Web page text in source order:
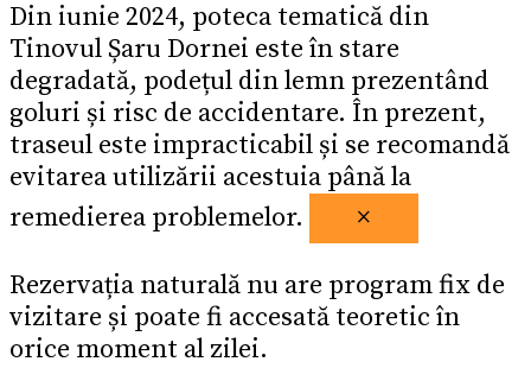
Din iunie 2024, poteca tematică din
Tinovul Șaru Dornei este în stare
degradată, podețul din lemn prezentând
goluri și risc de accidentare. În prezent,
traseul este impracticabil și se recomandă
evitarea utilizării acestuia până la
remedierea problemelor.
×
Rezervația naturală nu are program fix de
vizitare și poate fi accesată teoretic în
orice moment al zilei.